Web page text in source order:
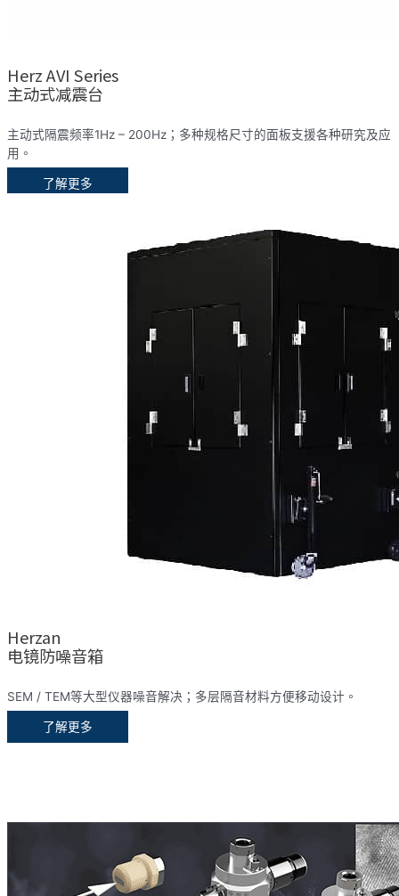
Herz AVI Series
主动式减震台
主动式隔震频率1Hz – 200Hz；多种规格尺寸的面板支援各种研究及应
用。
了解更多
Herzan
电镜防噪音箱
SEM / TEM等大型仪器噪音解决；多层隔音材料方便移动设计。
了解更多